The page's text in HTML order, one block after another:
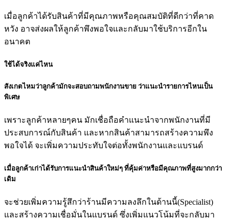
เมื่อลูกค้าได้รับสินค้าที่มีคุณภาพหรือคุณสมบัติที่ดีกว่าที่คาด
หวัง อาจส่งผลให้ลูกค้าพึงพอใจและกลับมาใช้บริการอีกใน
อนาคต
ใช้ได้จริงแค่ไหน
สังเกตไหมว่าลูกค้ามักจะสอบถามพนักงานขาย ว่าแนะนำรายการไหนเป็น
พิเศษ
เพราะลูกค้าหลายๆคน มักเชื่อถือคำแนะนำจากพนักงานที่มี
ประสบการณ์กับสินค้า และหากสินค้าสามารถสร้างความพึง
พอใจได้ จะเพิ่มความประทับใจต่อทั้งพนักงานและแบรนด์
เมื่อลูกค้าเก่าได้รับการแนะนำสินค้าใหม่ๆ ที่คุ้มค่าหรือมีคุณภาพที่สูงมากกว่า
เดิม
จะช่วยเพิ่มความรู้สึกว่าร้านมีความลงลึกในด้านนี้(Specialist)
และสร้างความเชื่อมั่นในแบรนด์ ซึ่งเพิ่มแนวโน้มที่จะกลับมา